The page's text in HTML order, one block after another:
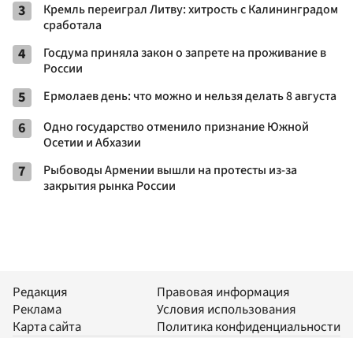
3
Кремль переиграл Литву: хитрость с Калининградом
сработала
4
Госдума приняла закон о запрете на проживание в
России
5 Ермолаев день: что можно и нельзя делать 8 августа
6
Одно государство отменило признание Южной
Осетии и Абхазии
7
Рыбоводы Армении вышли на протесты из-за
закрытия рынка России
Редакция
Реклама
Карта сайта
Правовая информация
Условия использования
Политика конфиденциальности